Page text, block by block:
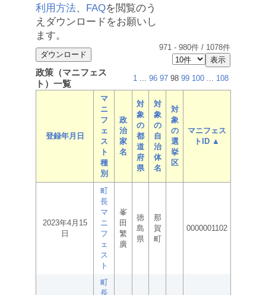
利用方法、 FAQを閲覧のう
えダウンロードをお願いし
ます。
971 - 980件 / 1078件
政策（マニフェス
ト）一覧
1 ... 96 97 98 99 100 ... 108
登録年月日
マ
ニ
フ
ェ
ス
ト
種
別
政
治
家
名
対
象
の
都
道
府
県
対
象
の
自
治
体
名
対
象
の
選
挙
区
マニフェス
トID ▲
2023年4月15
日
町
長
マ
ニ
フ
ェ
ス
ト
峯
田
繁
廣
徳
島
県
那
賀
町
0000001102
町
長